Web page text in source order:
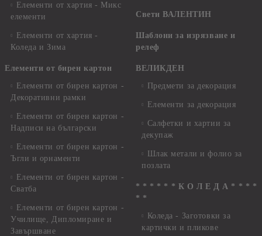
Елементи от хартия - Микс
елементи
Елементи от хартия -
Коледа и Зима
Елементи от бирен картон
Елементи от бирен картон -
Декоративни рамки
Елементи от бирен картон -
Надписи на български
Елементи от бирен картон -
Ъгли и орнаменти
Елементи от бирен картон -
Сватба
Елементи от бирен картон -
Училище, Дипломиране и
Завършване
Свети ВАЛЕНТИН
Шаблони за изрязване и
релеф
ВЕЛИКДЕН
Предмети за декорация
Елементи за декорация
Салфетки и хартии за
декупаж
Шлак метали и фолио за
позлата
* * * * * * К О Л Е Д А * * * *
* *
Коледа - Заготовки за
картички и пликове